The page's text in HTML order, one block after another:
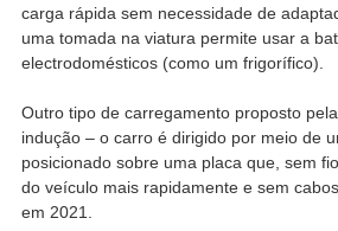
carga rápida sem necessidade de
uma tomada na viatura permite usar a
electrodomésticos (como um frigorífico).
Outro tipo de carregamento proposto
indução – o carro é dirigido por meio de
posicionado sobre uma placa que, sem
do veículo mais rapidamente e sem
em 2021.